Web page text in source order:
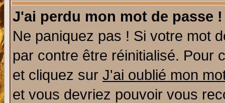
J'ai perdu mon mot de passe !
Ne paniquez pas ! Si votre mot
par contre être réinitialisé. Pour
et cliquez sur J'ai oublié mon
et vous devriez pouvoir vous